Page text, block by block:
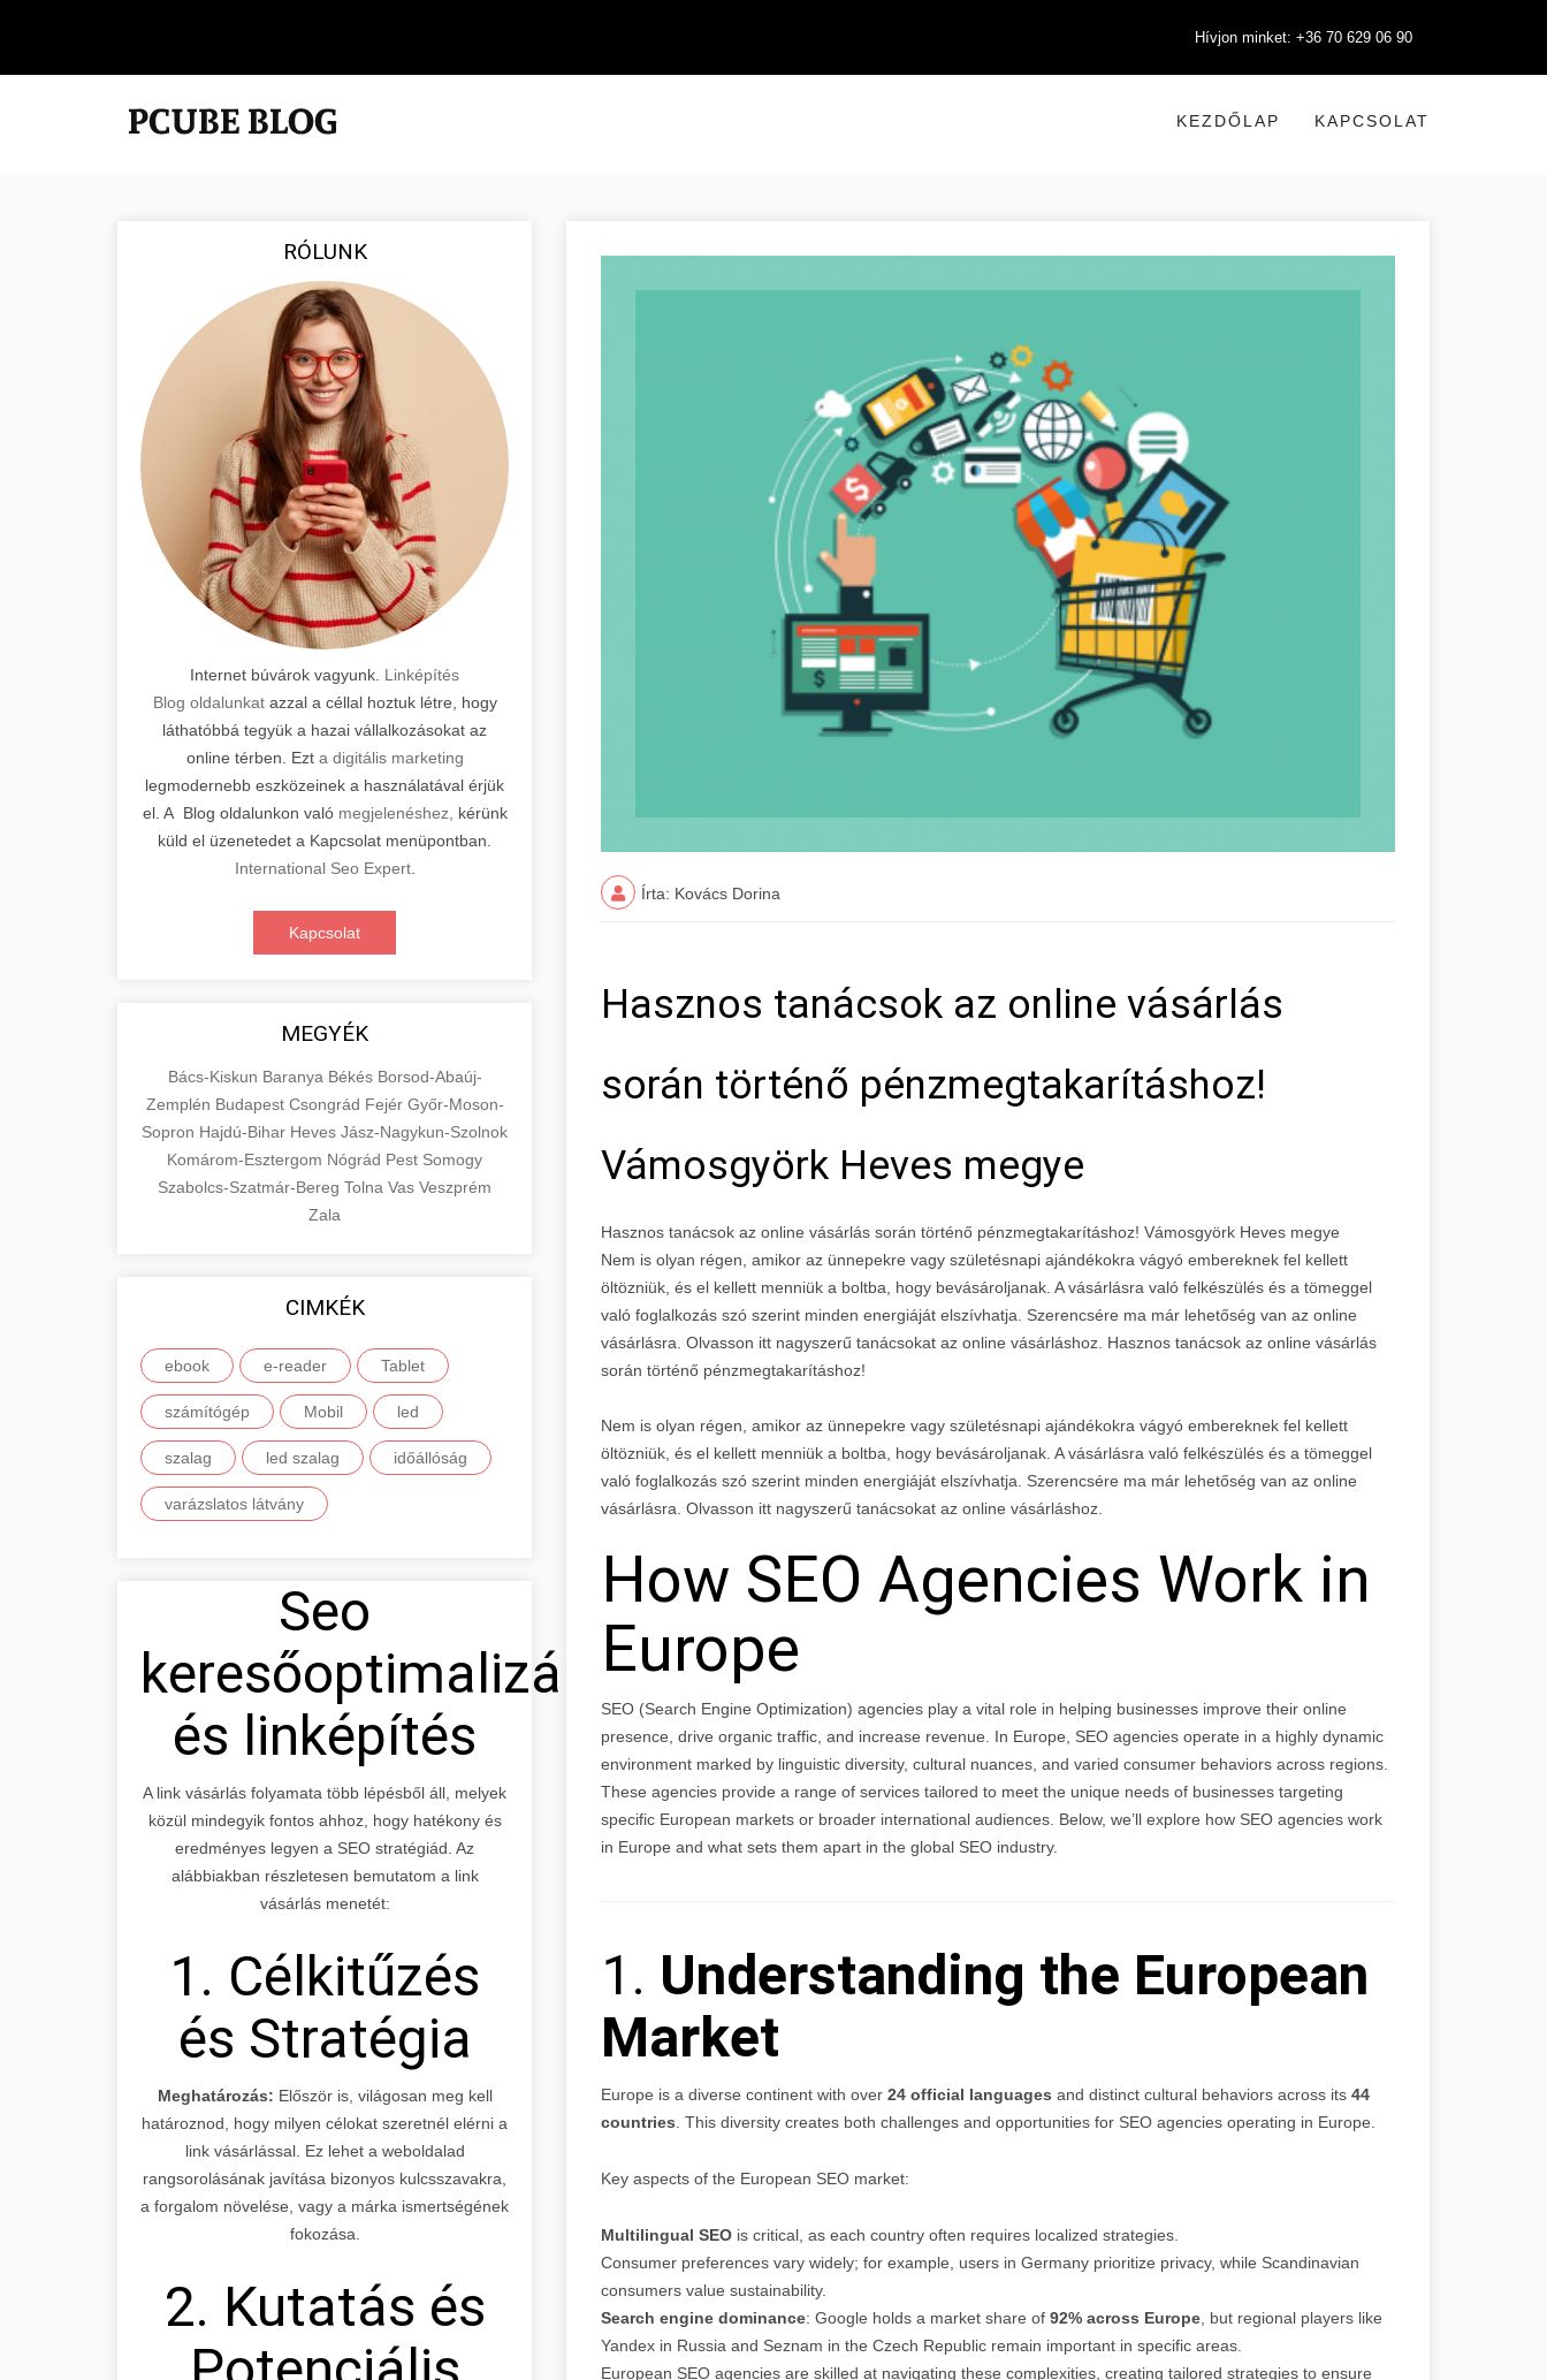
Hívjon minket: +36 70 629 06 90
KEZDŐLAP KAPCSOLAT
RÓLUNK
Internet búvárok vagyunk. Linképítés
Blog oldalunkatazzal a céllal hoztuk létre, hogy
láthatóbbá tegyük a hazai vállalkozásokat az
online térben. Ezt a digitális marketing
legmodernebb eszközeinek a használatával érjük
el. A Blog oldalunkon való megjelenéshez,
kérünk
küld el üzenetedet a Kapcsolat menüpontban.
International Seo Expert.
Kapcsolat
MEGYÉK
Bács-Kiskun Baranya Békés Borsod-Abaúj-
Zemplén Budapest Csongrád Fejér Győr-Moson-
Sopron Hajdú-Bihar Heves Jász-Nagykun-Szolnok
Komárom-Esztergom Nógrád Pest Somogy
Szabolcs-Szatmár-Bereg Tolna Vas Veszprém
Zala
CIMKÉK
ebook e-reader Tablet
számítógép Mobil led
szalag led szalag időállóság
varázslatos látvány
Seo
keresőoptimalizálás
és linképítés
A link vásárlás folyamata több lépésből áll, melyek
közül mindegyik fontos ahhoz, hogy hatékony és
eredményes legyen a SEO stratégiád. Az
alábbiakban részletesen bemutatom a link
vásárlás menetét:
1. Célkitűzés
és Stratégia
Meghatározás: Először is, világosan meg kell
határoznod, hogy milyen célokat szeretnél elérni a
link vásárlással. Ez lehet a weboldalad
rangsorolásának javítása bizonyos kulcsszavakra,
a forgalom növelése, vagy a márka ismertségének
fokozása.
2. Kutatás és
Írta: Kovács Dorina
Hasznos tanácsok az online vásárlás
során történő pénzmegtakarításhoz!
Vámosgyörk Heves megye
Hasznos tanácsok az online vásárlás során történő pénzmegtakarításhoz! Vámosgyörk Heves megye
Nem is olyan régen, amikor az ünnepekre vagy születésnapi ajándékokra vágyó embereknek fel kellett
öltözniük, és el kellett menniük a boltba, hogy bevásároljanak. A vásárlásra való felkészülés és a tömeggel
való foglalkozás szó szerint minden energiáját elszívhatja. Szerencsére ma már lehetőség van az online
vásárlásra. Olvasson itt nagyszerű tanácsokat az online vásárláshoz. Hasznos tanácsok az online vásárlás
során történő pénzmegtakarításhoz!
Nem is olyan régen, amikor az ünnepekre vagy születésnapi ajándékokra vágyó embereknek fel kellett
öltözniük, és el kellett menniük a boltba, hogy bevásároljanak. A vásárlásra való felkészülés és a tömeggel
való foglalkozás szó szerint minden energiáját elszívhatja. Szerencsére ma már lehetőség van az online
vásárlásra. Olvasson itt nagyszerű tanácsokat az online vásárláshoz.
How SEO Agencies Work in
Europe
SEO (Search Engine Optimization) agencies play a vital role in helping businesses improve their online
presence, drive organic traffic, and increase revenue. In Europe, SEO agencies operate in a highly dynamic
environment marked by linguistic diversity, cultural nuances, and varied consumer behaviors across regions.
These agencies provide a range of services tailored to meet the unique needs of businesses targeting
specific European markets or broader international audiences. Below, we’ll explore how SEO agencies work
in Europe and what sets them apart in the global SEO industry.
1. Understanding the European
Market
Europe is a diverse continent with over 24 official languages and distinct cultural behaviors across its 44
countries . This diversity creates both challenges and opportunities for SEO agencies operating in Europe.
Key aspects of the European SEO market:
Multilingual SEO is critical, as each country often requires localized strategies.
Consumer preferences vary widely; for example, users in Germany prioritize privacy, while Scandinavian
consumers value sustainability.
Search engine dominance: Google holds a market share of 92% across Europe , but regional players like
Yandex in Russia and Seznam in the Czech Republic remain important in specific areas.
European SEO agencies are skilled at navigating these complexities, creating tailored strategies to ensure